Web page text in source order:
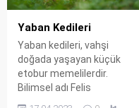
gösterir. Ankara Kedisi
Hakkında Ankara...
Yaban Kedileri
Yaban kedileri, vahşi
doğada yaşayan küçük
etobur memelilerdir.
Bilimsel adı Felis
silvestris’tir ve Avrupa,